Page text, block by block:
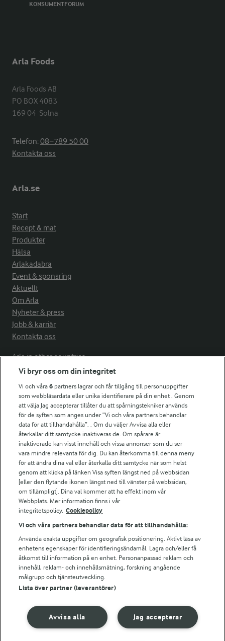
KONSUMENTFORUM
Arla Foods
Arla Foods AB
PO BOX 4083
169 04  Solna
Telefon:08−789 50 00
Kontakta oss
Arla.se
Start
Recept & mat
Produkter
Hälsa
Arlakadabra
Event & sponsring
Aktuellt
Om Arla
Nyheter & press
Jobb & karriär
Kontakta oss
Arla in other countries
Fler Arlasajter
För ägare
Arlas kundportal
Arla.com
Falbygdens Ost
Arla webbshop
Bildbank
Följ oss
© 2026 Arla Foods
Ändra cookie-inställningar
Vi bryr oss om din integritet
Vi och våra6 partners lagrar och får tillgång till personuppgifter
som webbläsardata eller unika identifierare på din enhet . Genom
att välja Jag accepterar tillåter du att spårningstekniker används
för de syften som anges under ”Vi och våra partners behandlar
data för att tillhandahålla”. . Om du väljer Avvisa alla eller
återkallar ditt samtycke inaktiveras de. Om spårare är
inaktiverade kan visst innehåll och vissa annonser som du ser
vara mindre relevanta för dig. Du kan återkomma till denna meny
för att ändra dina val eller återkalla ditt samtycke när som helst
genom att klicka på länken Visa syften längst ned på webbsidan
[eller den flytande ikonen längst ned till vänster på webbsidan,
om tillämpligt]. Dina val kommer att ha effekt inom vår
Webbplats. Mer information finns i vår
integritetspolicy. Cookiepolicy
Vi och våra partners behandlar data för att tillhandahålla:
Använda exakta uppgifter om geografisk positionering. Aktivt läsa av
enhetens egenskaper för identifieringsändamål. Lagra och/eller få
åtkomst till information på en enhet. Personanpassad reklam och
innehåll, reklam- och innehållsmätning, forskning angående
målgrupp och tjänsteutveckling.
Lista över partner (leverantörer)
Jag accepterar
Avvisa alla